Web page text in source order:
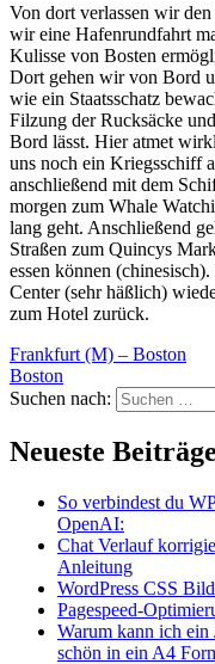
Von dort verlassen wir
wir eine Hafenrundfahrt
Kulisse von Bosten
Dort gehen wir von Bord
wie ein Staatsschatz
Filzung der Rucksäcke
Bord lässt. Hier atmet
uns noch ein Kriegsschiff
anschließend mit dem
morgen zum Whale
lang geht. Anschließend
Straßen zum Quincys
essen können
Center (sehr häßlich)
zum Hotel zurück.
Frankfurt (M) – Boston
Boston
Suchen nach:
Neueste Beiträge
So verbindest du
OpenAI:
Chat Verlauf
Anleitung
WordPress CSS
Pagespeed-
Warum kann ich
schön in ein A4